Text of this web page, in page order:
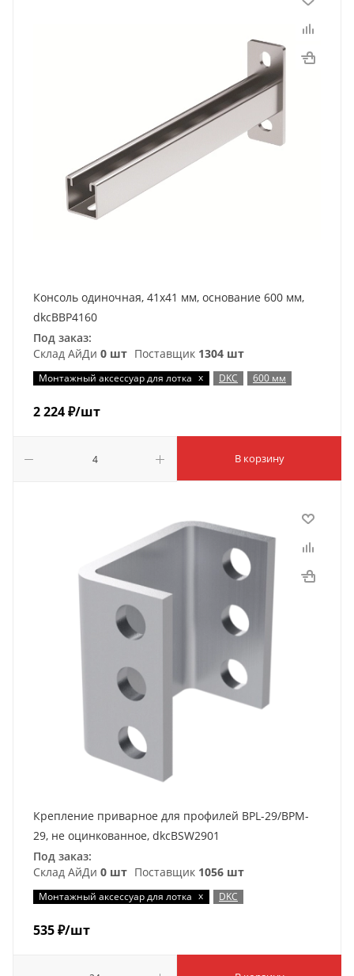
Консоль одиночная, 41х41 мм, основание 600 мм,
dkcBBP4160
Под заказ:
Склад АйДи 0 шт Поставщик 1304 шт
Монтажный аксессуар для лотка x DKC 600 мм
2 224₽/шт
В корзину
Крепление приварное для профилей BPL-29/BPM-
29, не оцинкованное, dkcBSW2901
Под заказ:
Склад АйДи 0 шт Поставщик 1056 шт
Монтажный аксессуар для лотка x DKC
535₽/шт